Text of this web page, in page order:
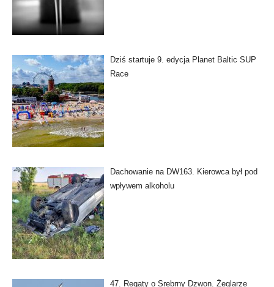
Dziś startuje 9. edycja Planet Baltic SUP
Race
Dachowanie na DW163. Kierowca był pod
wpływem alkoholu
47. Regaty o Srebrny Dzwon. Żeglarze